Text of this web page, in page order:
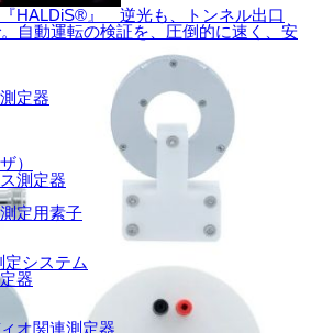
HALDiS®』 逆光も、トンネル出口
自動運転の検証を、圧倒的に速く、安
定器
）
測定器
定用素子
システム
器
オ関連測定器